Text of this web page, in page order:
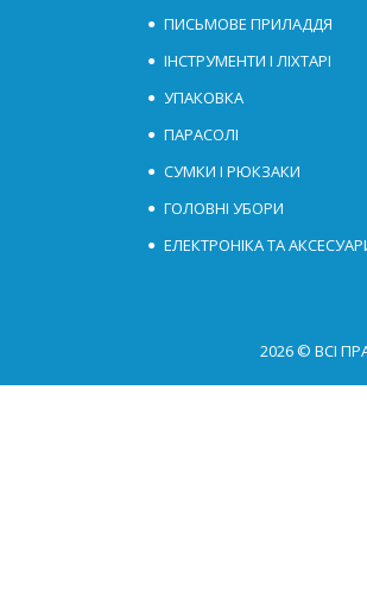
ПИСЬМОВЕ ПРИЛАДДЯ
ІНСТРУМЕНТИ І ЛІХТАРІ
УПАКОВКА
ПАРАСОЛІ
СУМКИ І РЮКЗАКИ
ГОЛОВНІ УБОРИ
ЕЛЕКТРОНІКА ТА
2026 © ВСІ